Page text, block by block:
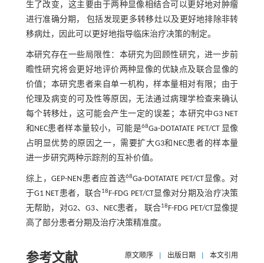
生了改变，这主要由于两种显像相结合可以更好地对肿瘤
进行准确分期， 包括发现更多转移灶以及更好地排除非转
移病灶，因此可以更好地指导临床治疗决策的制定。
本研究存在一些局限性：本研究为回顾性研究，进一步前
瞻性研究将会更好地评价两种显像的优缺点及联合显像的
价值；本研究患者来自单一机构，样本量相对有限；由于
伦理及病变的可及性等原因，无法通过病理学检查来确认
每个转移灶，这可能会产生一定的误差；本研究中G3 NET
和NEC患者样本量较小，可能是68Ga-DOTATATE PET/CT 显像
占明显优势的原因之一，需要扩大G3和NEC患者的样本量
进一步研究两种示踪剂的互补价值。
综上，GEP-NEN患者应首选68Ga-DOTATATE PET/CT显像。对
于G1 NET患者，联合18F-FDG PET/CT显像对分期及治疗决策
无帮助，对G2、G3、NEC患者， 联合18F-FDG PET/CT显像提
高了部分患者分期及治疗决策精准度。
参考文献 原文顺序 出版日期 本文引用